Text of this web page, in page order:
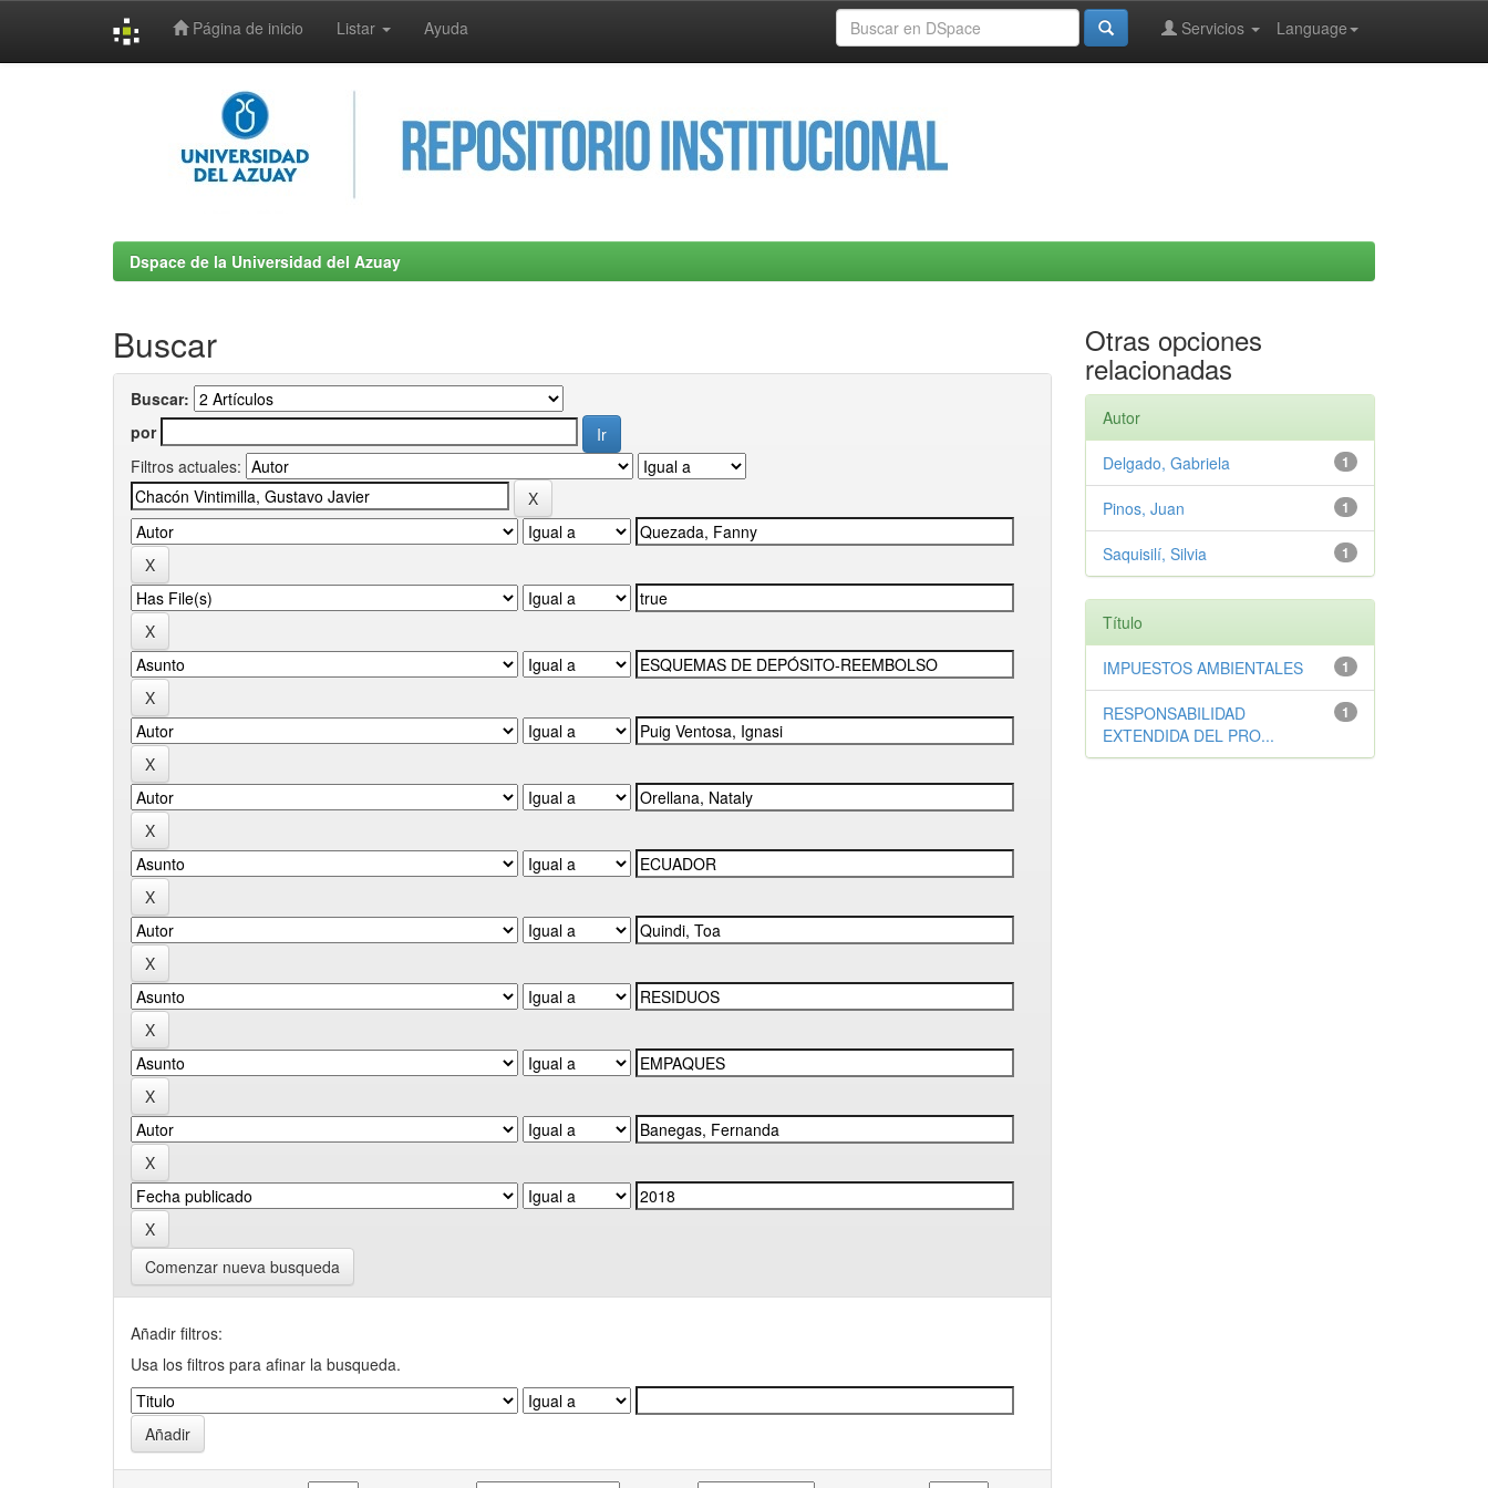
Página de inicio Listar Ayuda Language
Servicios
Dspace de la Universidad del Azuay
Buscar
Buscar:
por
Filtros actuales:
Comenzar nueva busqueda
Añadir filtros:
Usa los filtros para afinar la busqueda.
Otras opciones
relacionadas
Autor
1
Delgado, Gabriela
1
Pinos, Juan
1
Saquisilí, Silvia
Título
1
IMPUESTOS AMBIENTALES
1
RESPONSABILIDAD
EXTENDIDA DEL PRO...